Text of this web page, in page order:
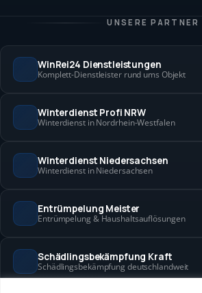
UNSERE PARTNER
WinRei24 Dienstleistungen
Komplett-Dienstleister rund ums Objekt
Winterdienst Profi NRW
Winterdienst in Nordrhein-Westfalen
Winterdienst Niedersachsen
Winterdienst in Niedersachsen
Entrümpelung Meister
Entrümpelung & Haushaltsauflösungen
Schädlingsbekämpfung Kraft
Schädlingsbekämpfung deutschlandweit